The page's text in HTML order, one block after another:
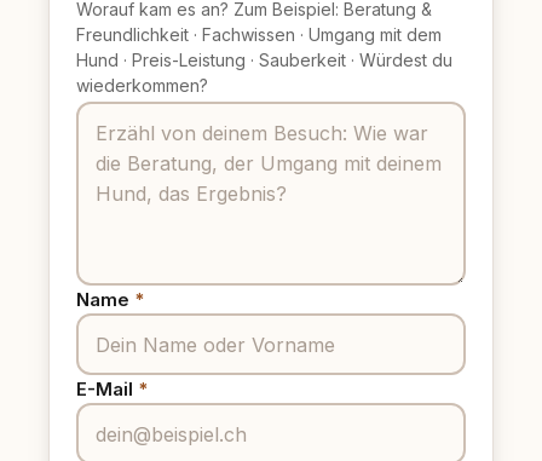
Worauf kam es an? Zum Beispiel: Beratung &
Freundlichkeit · Fachwissen · Umgang mit dem
Hund · Preis-Leistung · Sauberkeit · Würdest du
wiederkommen?
Name *
E-Mail *